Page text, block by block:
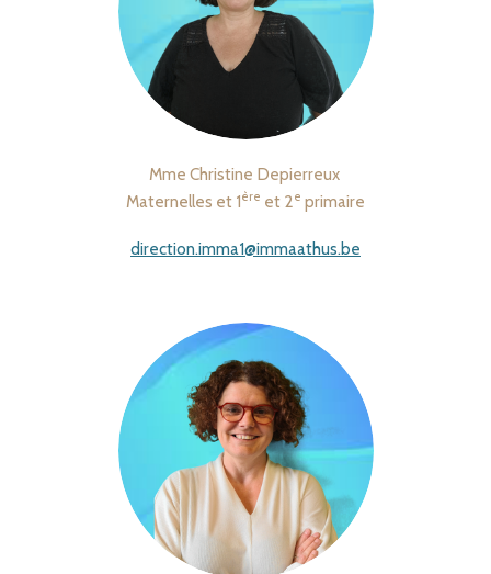
Mme Christine Depierreux
Maternelles et 1ère et 2e primaire
direction.imma1@immaathus.be